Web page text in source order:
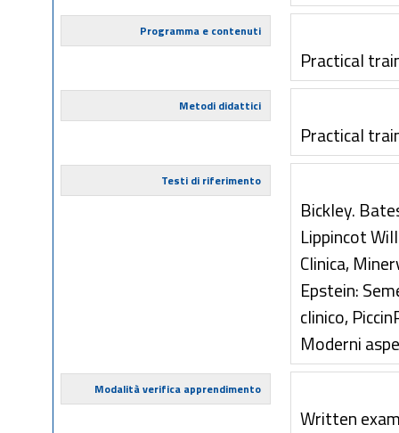
Programma e contenuti
Practical
Metodi didattici
Practical
Testi di riferimento
Bickley.
Lippincot
Clinica,
Epstein:
clinico,
Moderni
Modalità verifica apprendimento
Written